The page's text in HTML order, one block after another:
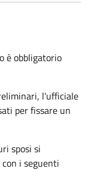
è obbligatorio
l'ufficiale
per fissare un
sposi si
i seguenti